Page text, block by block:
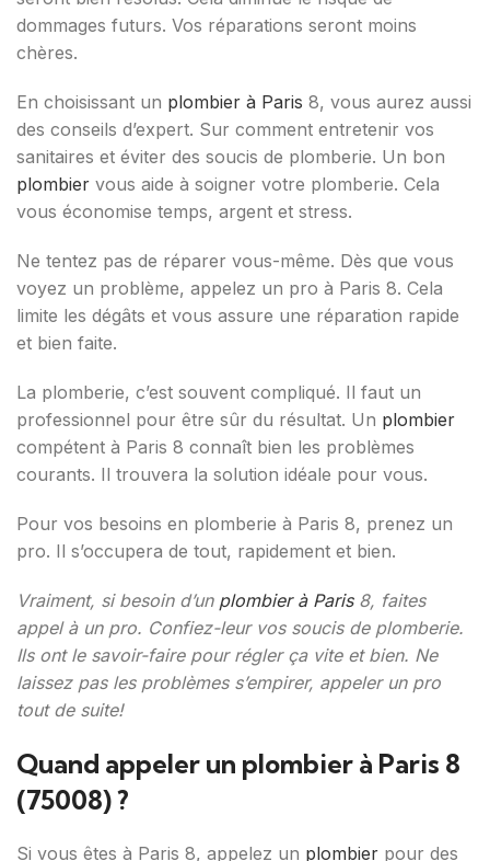
dommages futurs. Vos réparations seront moins
chères.
En choisissant un plombier à Paris 8, vous aurez aussi
des conseils d’expert. Sur comment entretenir vos
sanitaires et éviter des soucis de plomberie. Un bon
plombier vous aide à soigner votre plomberie. Cela
vous économise temps, argent et stress.
Ne tentez pas de réparer vous-même. Dès que vous
voyez un problème, appelez un pro à Paris 8. Cela
limite les dégâts et vous assure une réparation rapide
et bien faite.
La plomberie, c’est souvent compliqué. Il faut un
professionnel pour être sûr du résultat. Un plombier
compétent à Paris 8 connaît bien les problèmes
courants. Il trouvera la solution idéale pour vous.
Pour vos besoins en plomberie à Paris 8, prenez un
pro. Il s’occupera de tout, rapidement et bien.
Vraiment, si besoin d’un plombier à Paris8, faites
appel à un pro. Confiez-leur vos soucis de plomberie.
Ils ont le savoir-faire pour régler ça vite et bien. Ne
laissez pas les problèmes s’empirer, appeler un pro
tout de suite!
Quand appeler un plombier à Paris 8
(75008) ?
Si vous êtes à Paris 8, appelez un plombier pour des